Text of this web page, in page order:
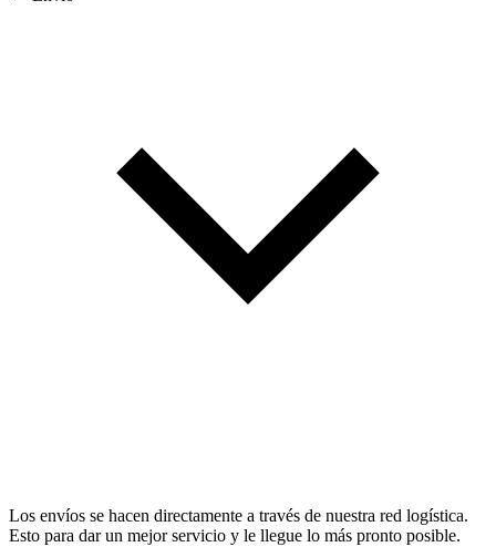
Los envíos se hacen directamente a través de nuestra red logística.
Esto para dar un mejor servicio y le llegue lo más pronto posible.